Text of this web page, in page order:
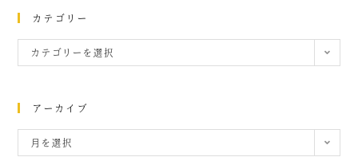
カテゴリー
カテゴリーを選択
アーカイブ
月を選択